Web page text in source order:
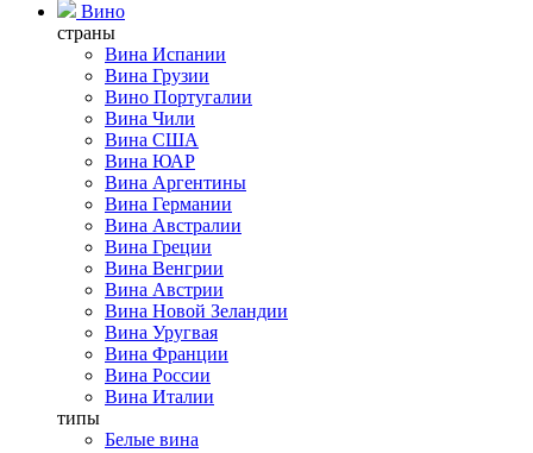
Вино
страны
Вина Испании
Вина Грузии
Вино Португалии
Вина Чили
Вина США
Вина ЮАР
Вина Аргентины
Вина Германии
Вина Австралии
Вина Греции
Вина Венгрии
Вина Австрии
Вина Новой Зеландии
Вина Уругвая
Вина Франции
Вина России
Вина Италии
типы
Белые вина